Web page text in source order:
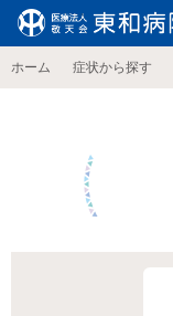
ホーム 症状から探す